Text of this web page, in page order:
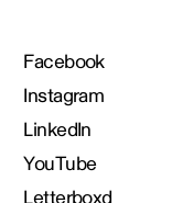
Facebook
Instagram
LinkedIn
YouTube
Letterboxd